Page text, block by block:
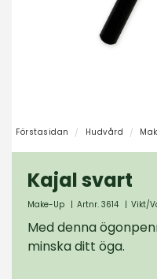
Förstasidan Hudvård
Kajal svart
Make-Up | Artnr. 3614 | Vikt/
Med denna
minska ditt öga.